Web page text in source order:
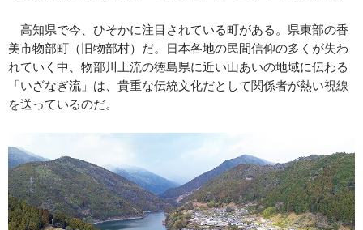
高知県で今、ひそかに注目されている町がある。県東部の香
美市物部町（旧物部村）だ。日本各地の民間信仰の多くが失わ
れていく中、物部川上流の徳島県に近い山あいの地域に伝わる
「いざなぎ流」は、貴重な伝統文化だとして関係者が熱い視線
を送っているのだ。